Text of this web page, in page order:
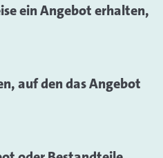
ein Angebot erhalten,
auf den das Angebot